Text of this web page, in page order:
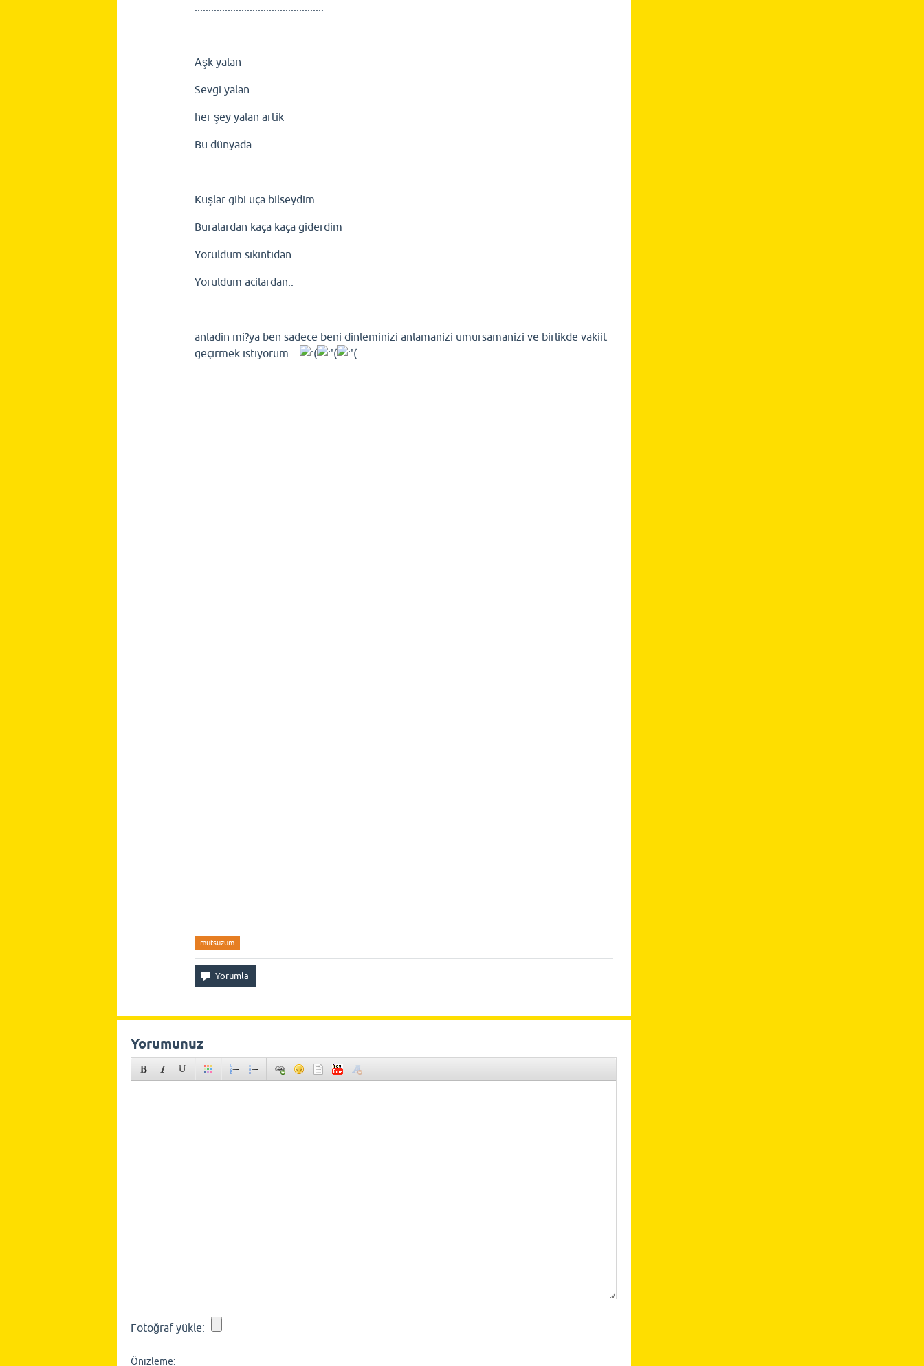
Aşk yalan
Sevgi yalan
her şey yalan artik
Bu dünyada..
Kuşlar gibi uça bilseydim
Buralardan kaça kaça giderdim
Yoruldum sikintidan
Yoruldum acilardan..
anladin mi?ya ben sadece beni dinleminizi anlamanizi umursamanizi ve birlikde vakiit
geçirmek istiyorum....
mutsuzum
Yorumunuz
Fotoğraf yükle:
Önizleme: